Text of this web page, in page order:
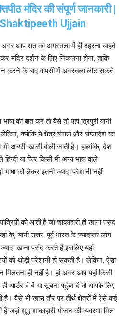
मंदिर की संपूर्ण जानकारी |
Ujjain
अगर आप रात को अगरतला में ही ठहरना चाहते
मंदिर दर्शन के लिए निकलना होगा, ताकि
करने के बाद वापसी में अगरतला लौट सकते
की बात करें तो वैसे तो यहां त्रिपुरी यानी
लेकिन, क्योंकि ये क्षेत्र बंगाल और बांग्लादेश का
भी अच्छी-खासी बोली जाती है। हालांकि, देश
या फिर किसी भी अन्य भाषा वाले
भाषा को लेकर इतनी ज्यादा परेशानी नहीं
को आती है जो शाकाहारी ही खाना पसंद
यानी उत्तर-पूर्व भारत के ज्यादातर लोग
खाना पसंद करते हैं इसलिए यहां
को थोड़ी परेशानी हो सकती है। लेकिन, ऐसा
मिलतना ही नहीं है। हां अगर आप यहां किसी
आर्डर दे दें या सूचना पहुंचा दें तो आपके लिए
है। वैसे भी खास तौर पर तीर्थ क्षेत्रों में ऐसे कई
जहां शुद्ध शाकाहारी भोजन की व्यवस्था मिल